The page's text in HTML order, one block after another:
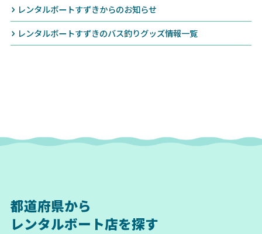
レンタルボートすずきからのお知らせ
レンタルボートすずきのバス釣りグッズ情報一覧
都道府県から
レンタルボート店を探す